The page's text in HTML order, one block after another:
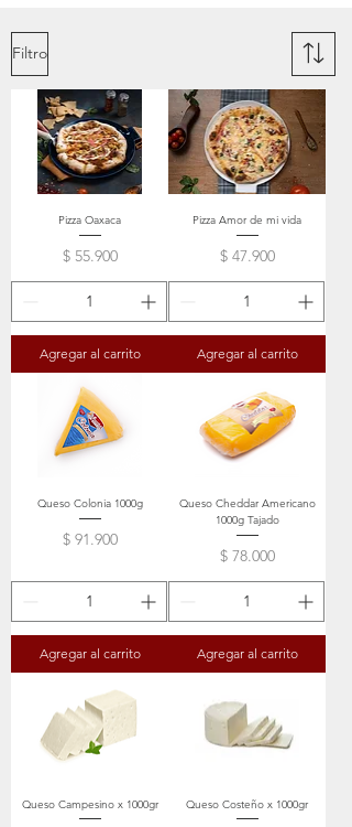
Filtro
Pizza Oaxaca
Precio
$ 55.900
Agregar al carrito
Pizza Amor de mi vida
Precio
$ 47.900
Agregar al carrito
Queso Colonia 1000g
Precio
$ 91.900
Agregar al carrito
Queso Cheddar Americano
1000g Tajado
Precio
$ 78.000
Agregar al carrito
Queso Campesino x 1000gr Queso Costeño x 1000gr